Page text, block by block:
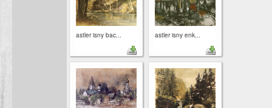
astler isny bac... astler isny enk...